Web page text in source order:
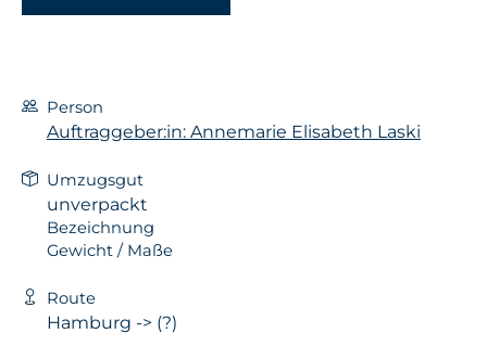
Person
Auftraggeber:in: Annemarie Elisabeth Laski
Umzugsgut
unverpackt
Bezeichnung
Gewicht / Maße
Route
Hamburg -> (?)